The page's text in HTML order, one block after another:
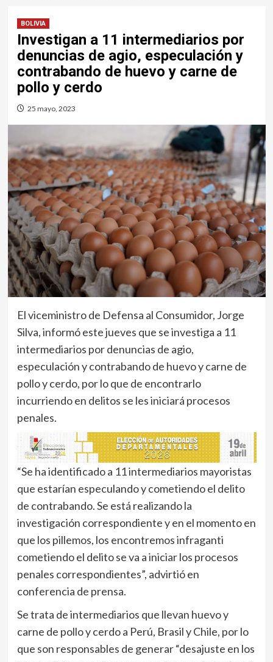
BOLIVIA
Investigan a 11 intermediarios por
denuncias de agio, especulación y
contrabando de huevo y carne de
pollo y cerdo
25 mayo, 2023
El viceministro de Defensa al Consumidor, Jorge
Silva, informó este jueves que se investiga a 11
intermediarios por denuncias de agio,
especulación y contrabando de huevo y carne de
pollo y cerdo, por lo que de encontrarlo
incurriendo en delitos se les iniciará procesos
penales.
“Se ha identificado a 11 intermediarios mayoristas
que estarían especulando y cometiendo el delito
de contrabando. Se está realizando la
investigación correspondiente y en el momento en
que los pillemos, los encontremos infraganti
cometiendo el delito se va a iniciar los procesos
penales correspondientes”, advirtió en
conferencia de prensa.
Se trata de intermediarios que llevan huevo y
carne de pollo y cerdo a Perú, Brasil y Chile, por lo
que son responsables de generar “desajuste en los